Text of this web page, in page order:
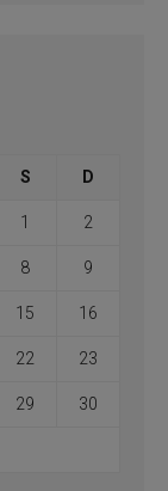
S D
1 2
8 9
15 16
22 23
29 30